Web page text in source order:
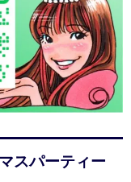
スパーティー